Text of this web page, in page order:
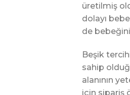
üretilmiş
dolayı
de
Beşik
sahip
alanının
için sipariş